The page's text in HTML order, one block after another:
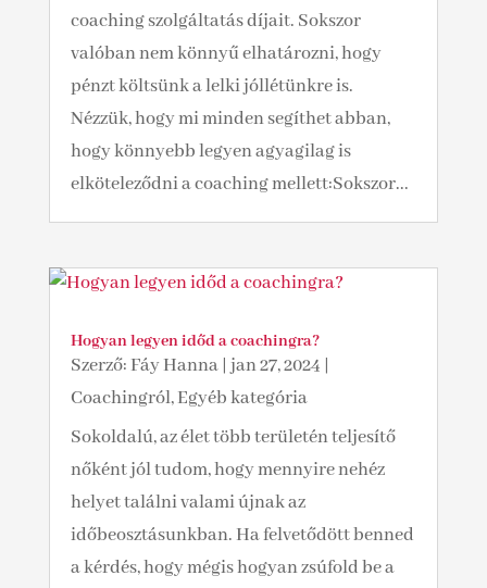
coaching szolgáltatás díjait. Sokszor
valóban nem könnyű elhatározni, hogy
pénzt költsünk a lelki jóllétünkre is.
Nézzük, hogy mi minden segíthet abban,
hogy könnyebb legyen agyagilag is
elköteleződni a coaching mellett:Sokszor...
Hogyan legyen időd a coachingra?
Szerző:Fáy Hanna|jan 27, 2024
Coachingról,Egyéb kategória
Sokoldalú, az élet több területén teljesítő
nőként jól tudom, hogy mennyire nehéz
helyet találni valami újnak az
időbeosztásunkban. Ha felvetődött benned
a kérdés, hogy mégis hogyan zsúfold be a